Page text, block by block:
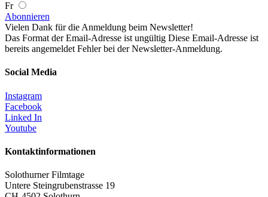
Fr
Abonnieren
Vielen Dank für die Anmeldung beim Newsletter!
Das Format der Email-Adresse ist ungültig Diese Email-Adresse ist
bereits angemeldet Fehler bei der Newsletter-Anmeldung.
Social Media
Instagram
Facebook
Linked In
Youtube
Kontaktinformationen
Solothurner Filmtage
Untere Steingrubenstrasse 19